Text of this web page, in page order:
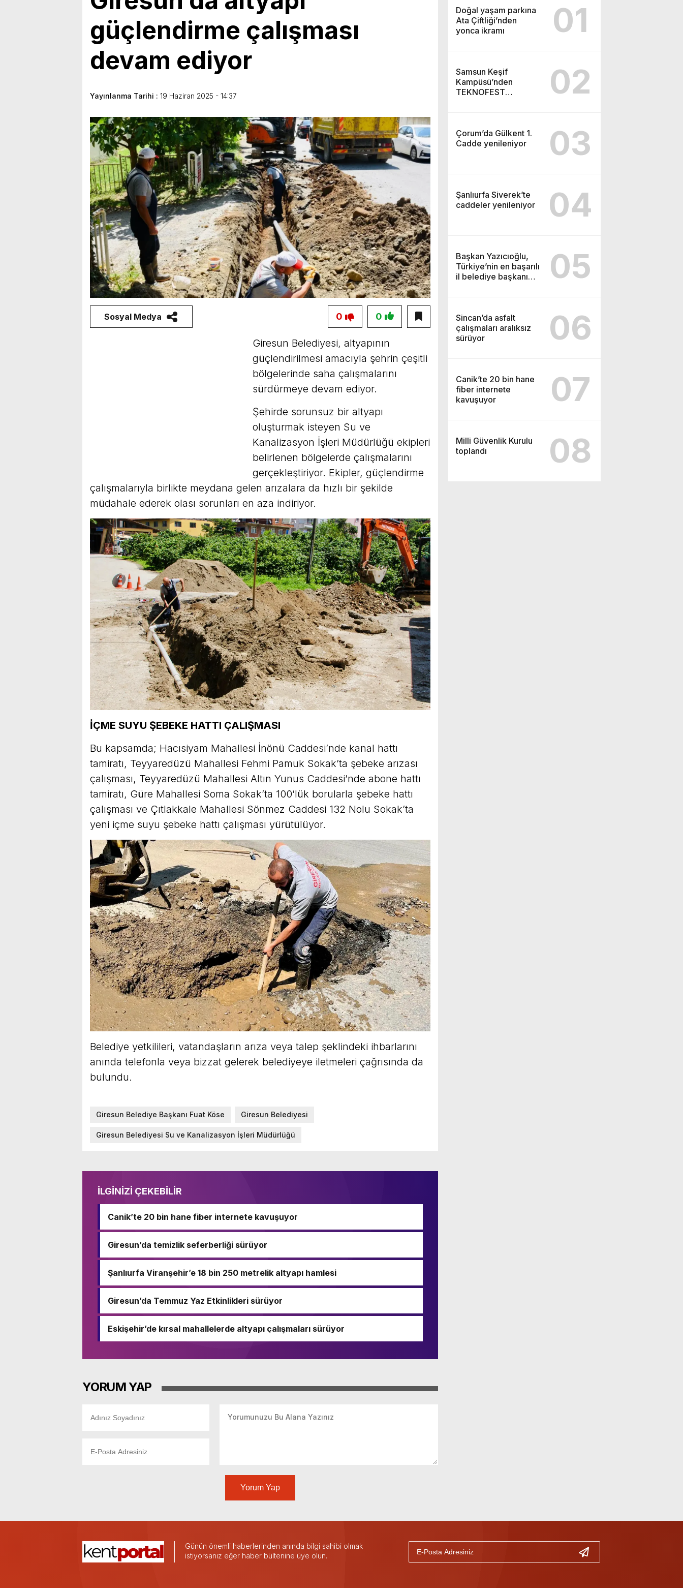
güçlendirme çalışması
devam ediyor
Yayınlanma Tarihi : 19 Haziran 2025 - 14:37
Sosyal Medya 0
0
Giresun Belediyesi, altyapının
güçlendirilmesi amacıyla şehrin çeşitli
bölgelerinde saha çalışmalarını
sürdürmeye devam ediyor.
Şehirde sorunsuz bir altyapı
oluşturmak isteyen Su ve
Kanalizasyon İşleri Müdürlüğü ekipleri
belirlenen bölgelerde çalışmalarını
gerçekleştiriyor. Ekipler, güçlendirme
çalışmalarıyla birlikte meydana gelen arızalara da hızlı bir şekilde
müdahale ederek olası sorunları en aza indiriyor.
İÇME SUYU ŞEBEKE HATTI ÇALIŞMASI
Bu kapsamda; Hacısiyam Mahallesi İnönü Caddesi’nde kanal hattı
tamiratı, Teyyaredüzü Mahallesi Fehmi Pamuk Sokak’ta şebeke arızası
çalışması, Teyyaredüzü Mahallesi Altın Yunus Caddesi’nde abone hattı
tamiratı, Güre Mahallesi Soma Sokak’ta 100’lük borularla şebeke hattı
çalışması ve Çıtlakkale Mahallesi Sönmez Caddesi 132 Nolu Sokak’ta
yeni içme suyu şebeke hattı çalışması yürütülüyor.
Belediye yetkilileri, vatandaşların arıza veya talep şeklindeki ihbarlarını
anında telefonla veya bizzat gelerek belediyeye iletmeleri çağrısında da
bulundu.
Giresun Belediye Başkanı Fuat Köse Giresun Belediyesi
Giresun Belediyesi Su ve Kanalizasyon İşleri Müdürlüğü
İLGİNİZİ ÇEKEBİLİR
Canik’te 20 bin hane fiber internete kavuşuyor
Giresun’da temizlik seferberliği sürüyor
Şanlıurfa Viranşehir’e 18 bin 250 metrelik altyapı hamlesi
Giresun’da Temmuz Yaz Etkinlikleri sürüyor
Eskişehir’de kırsal mahallelerde altyapı çalışmaları sürüyor
YORUM YAP
Yorum Yap
Doğal yaşam parkına
Ata Çiftliği’nden
yonca ikramı
01
Samsun Keşif
Kampüsü’nden
TEKNOFEST
02
Çorum’da Gülkent 1.
Cadde yenileniyor
03
Şanlıurfa Siverek’te
caddeler yenileniyor
04
Başkan Yazıcıoğlu,
Türkiye’nin en başarılı
il belediye başkanı
05
Sincan’da asfalt
çalışmaları aralıksız
sürüyor
06
Canik’te 20 bin hane
fiber internete
kavuşuyor
07
Milli Güvenlik Kurulu
toplandı
08
Günün önemli haberlerinden anında bilgi sahibi olmak
istiyorsanız eğer haber bültenine üye olun.